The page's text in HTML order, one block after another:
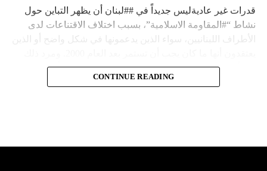
قدرات غير عاديةليس جديداً في ##لبنان أن يظهر التباين حول
نشاط “#المقاومة الاسلامية”، بسبب اختلاف الاقتناعات لدى
الأطراف اللبنانيين، سواء الذين يدعمونها في شكل واضح أو الذين
إلى أن المقاومة ضد الاحتلال الإسرائيلي لم تكن يوماً محط
إجماع داخلي، وإن كانت القوى اللبنانية المؤمنة بالصراع ضد
CONTINUE READING